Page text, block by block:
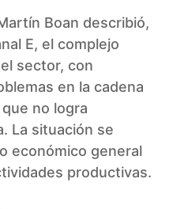
Boan describió,
E, el complejo
sector, con
en la cadena
no logra
La situación se
económico general
productivas.